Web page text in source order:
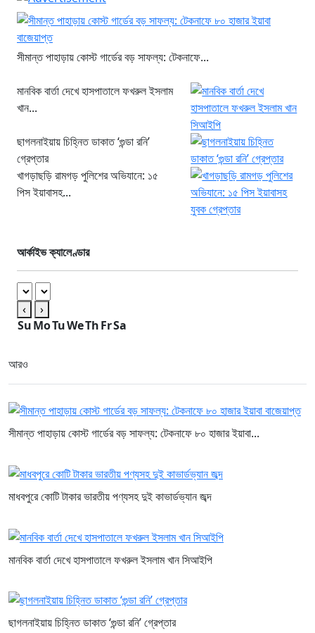
সীমান্ত পাহাড়ায় কোস্ট গার্ডের বড় সাফল্য: টেকনাফে...
মানবিক বার্তা দেখে হাসপাতালে ফখরুল ইসলাম
খান...
ছাগলনাইয়ায় চিহ্নিত ডাকাত ‘গুন্ডা রনি’
গ্রেপ্তার
খাগড়াছড়ি রামগড় পুলিশের অভিযানে: ১৫
পিস ইয়াবাসহ...
আর্কাইভ ক্যালেণ্ডার
‹
›
SuMoTuWeThFrSa
আরও
সীমান্ত পাহাড়ায় কোস্ট গার্ডের বড় সাফল্য: টেকনাফে ৮০ হাজার ইয়াবা...
মাধবপুরে কোটি টাকার ভারতীয় পণ্যসহ দুই কাভার্ডভ্যান জব্দ
মানবিক বার্তা দেখে হাসপাতালে ফখরুল ইসলাম খান সিআইপি
ছাগলনাইয়ায় চিহ্নিত ডাকাত ‘গুন্ডা রনি’ গ্রেপ্তার